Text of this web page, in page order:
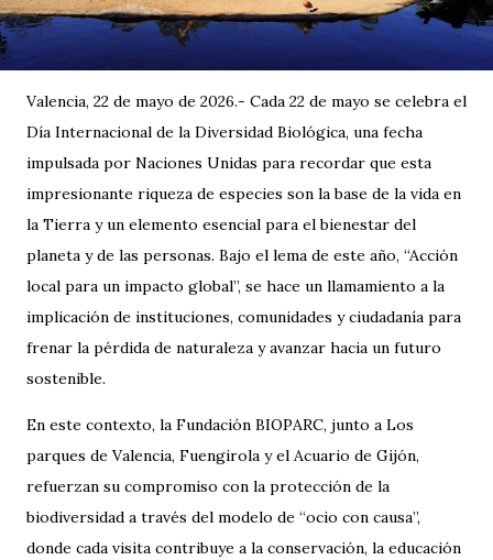
Valencia, 22 de mayo de 2026.- Cada 22 de mayo se celebra el
Día Internacional de la Diversidad Biológica, una fecha
impulsada por Naciones Unidas para recordar que esta
impresionante riqueza de especies son la base de la vida en
la Tierra y un elemento esencial para el bienestar del
planeta y de las personas. Bajo el lema de este año, “Acción
local para un impacto global”, se hace un llamamiento a la
implicación de instituciones, comunidades y ciudadanía para
frenar la pérdida de naturaleza y avanzar hacia un futuro
sostenible.
En este contexto, la Fundación BIOPARC, junto a Los
parques de Valencia, Fuengirola y el Acuario de Gijón,
refuerzan su compromiso con la protección de la
biodiversidad a través del modelo de “ocio con causa”,
donde cada visita contribuye a la conservación, la educación